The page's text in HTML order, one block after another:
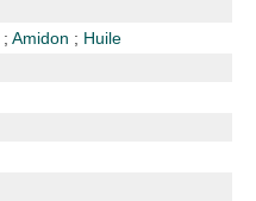
;Amidon ; Huile